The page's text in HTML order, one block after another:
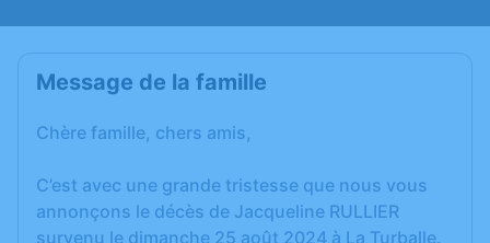
Message de la famille
Chère famille, chers amis,
C’est avec une grande tristesse que nous vous
annonçons le décès de Jacqueline RULLIER
survenu le dimanche 25 août 2024 à La Turballe.